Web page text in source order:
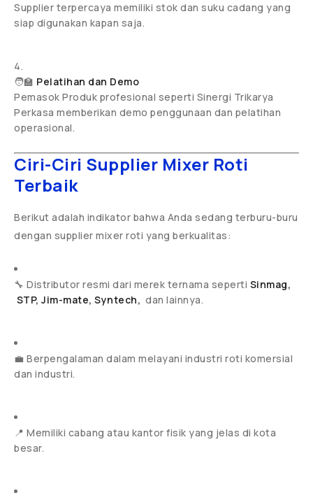
Supplier terpercaya memiliki stok dan suku cadang yang
siap digunakan kapan saja.
🧑‍🏫 Pelatihan dan Demo
Pemasok Produk profesional seperti Sinergi Trikarya
Perkasa memberikan demo penggunaan dan pelatihan
operasional.
Ciri-Ciri Supplier Mixer Roti
Terbaik
Berikut adalah indikator bahwa Anda sedang terburu-buru
dengan supplier mixer roti yang berkualitas:
🔧 Distributor resmi dari merek ternama seperti Sinmag,
STP, Jim-mate, Syntech, dan lainnya.
💼 Berpengalaman dalam melayani industri roti komersial
dan industri.
📍 Memiliki cabang atau kantor fisik yang jelas di kota
besar.